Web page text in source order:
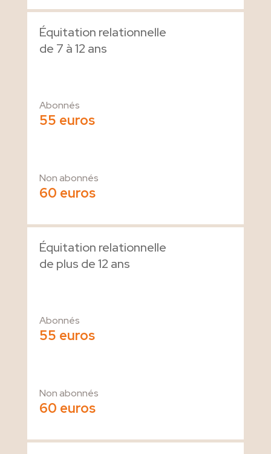
Équitation relationnelle
de 7 à 12 ans
Abonnés
55 euros
Non abonnés
60 euros
Équitation relationnelle
de plus de 12 ans
Abonnés
55 euros
Non abonnés
60 euros